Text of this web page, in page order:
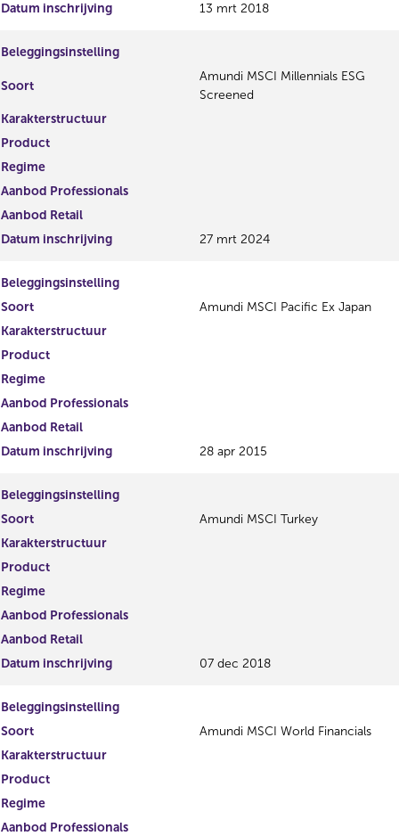
Datum inschrijving
13 mrt 2018
Beleggingsinstelling
Soort
Amundi MSCI Millennials ESG
Screened
Karakterstructuur
Product
Regime
Aanbod Professionals
Aanbod Retail
Datum inschrijving
27 mrt 2024
Beleggingsinstelling
Soort
Amundi MSCI Pacific Ex Japan
Karakterstructuur
Product
Regime
Aanbod Professionals
Aanbod Retail
Datum inschrijving
28 apr 2015
Beleggingsinstelling
Soort
Amundi MSCI Turkey
Karakterstructuur
Product
Regime
Aanbod Professionals
Aanbod Retail
Datum inschrijving
07 dec 2018
Beleggingsinstelling
Soort
Amundi MSCI World Financials
Karakterstructuur
Product
Regime
Aanbod Professionals